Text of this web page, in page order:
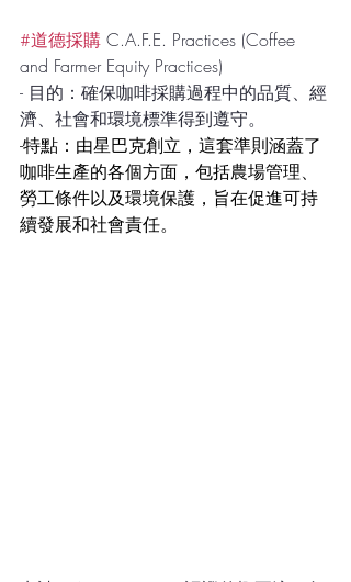
#道德採購 C.A.F.E. Practices (Coffee
and Farmer Equity Practices)
- 目的：確保咖啡採購過程中的品質、經
濟、社會和環境標準得到遵守。
-特點：由星巴克創立，這套準則涵蓋了
咖啡生產的各個方面，包括農場管理、
勞工條件以及環境保護，旨在促進可持
續發展和社會責任。